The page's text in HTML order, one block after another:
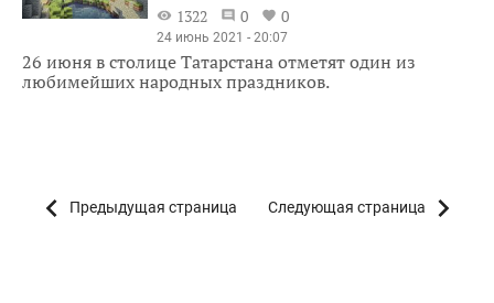
1322
0 0
24 июнь 2021 - 20:07
26 июня в столице Татарстана отметят один из
любимейших народных праздников.
Предыдущая страница Следующая страница